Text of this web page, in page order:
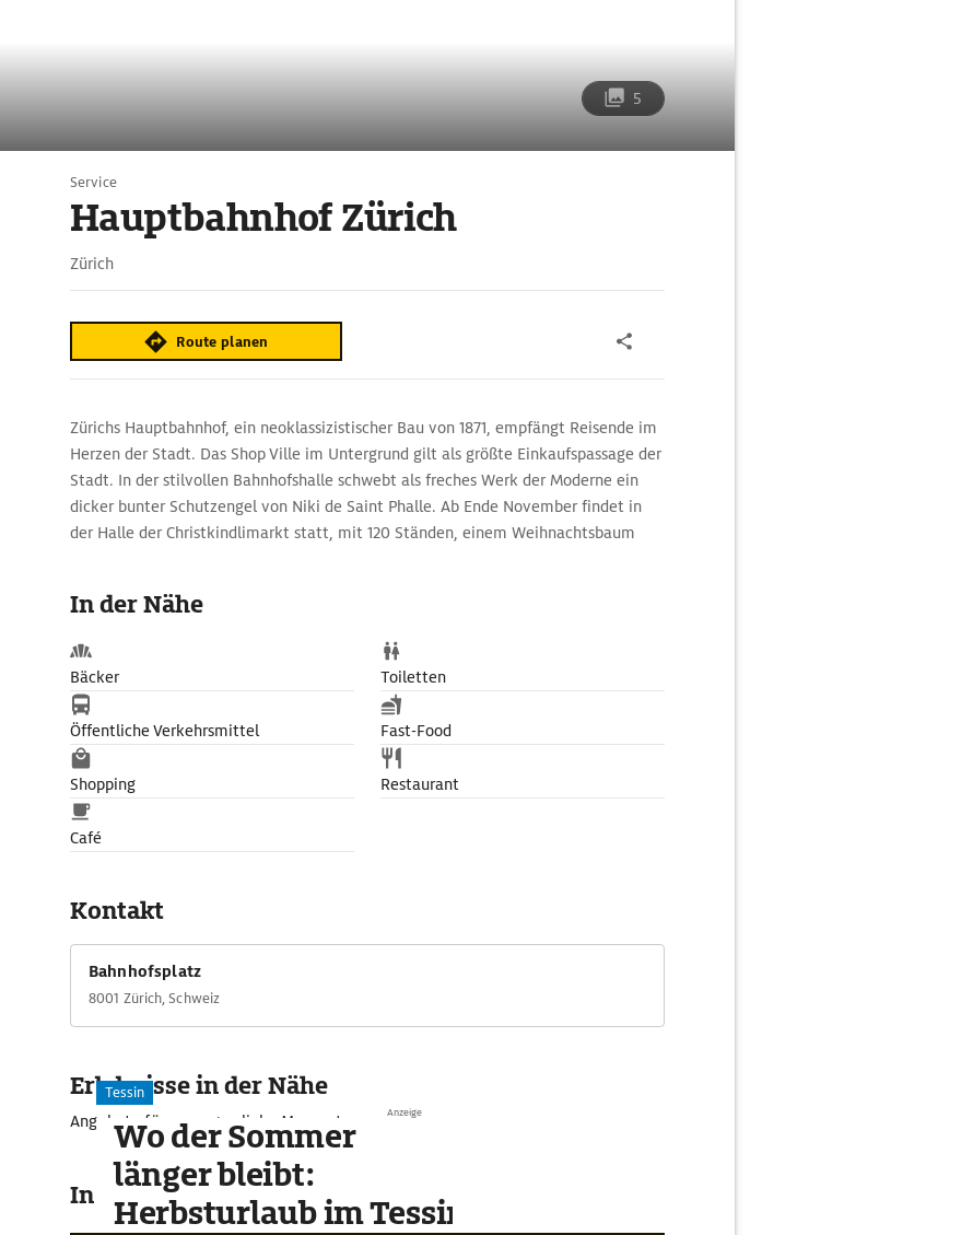
5
Service
Hauptbahnhof Zürich
Zürich
Route planen
Zürichs Hauptbahnhof, ein neoklassizistischer Bau von 1871, empfängt Reisende im
Herzen der Stadt. Das Shop Ville im Untergrund gilt als größte Einkaufspassage der
Stadt. In der stilvollen Bahnhofshalle schwebt als freches Werk der Moderne ein
dicker bunter Schutzengel von Niki de Saint Phalle. Ab Ende November findet in
der Halle der Christkindlimarkt statt, mit 120 Ständen, einem Weihnachtsbaum
modernen Schweiz.
In der Nähe
Bäcker Toiletten
Öffentliche Verkehrsmittel Fast-Food
Shopping Restaurant
Café
Kontakt
Bahnhofsplatz
8001 Zürich, Schweiz
Erlebnisse in der Nähe
Angebote für unvergessliche Momente
In der Umgebung
Anzeige
Tessin
Wo der Sommer
länger bleibt:
Herbsturlaub im Tessin